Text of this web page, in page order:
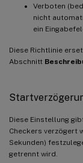
Verboten
nicht
ein
Diese Richtlinie
Abschnitt
Diese Einstellung
Checkers verzögert
Sekunden)
getrennt wird.